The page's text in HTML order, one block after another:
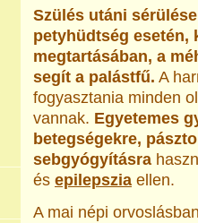
Szülés utáni
petyhüdtség esetén,
megtartásában, a
segít a palástfű. A
fogyasztania minden
vannak. Egyetemes
betegségekre,
sebgyógyításra
és epilepszia ellen.
A mai népi